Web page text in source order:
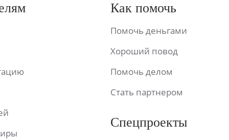
Как помочь
Помочь деньгами
Хороший повод
Помочь делом
Стать партнером
Спецпроекты